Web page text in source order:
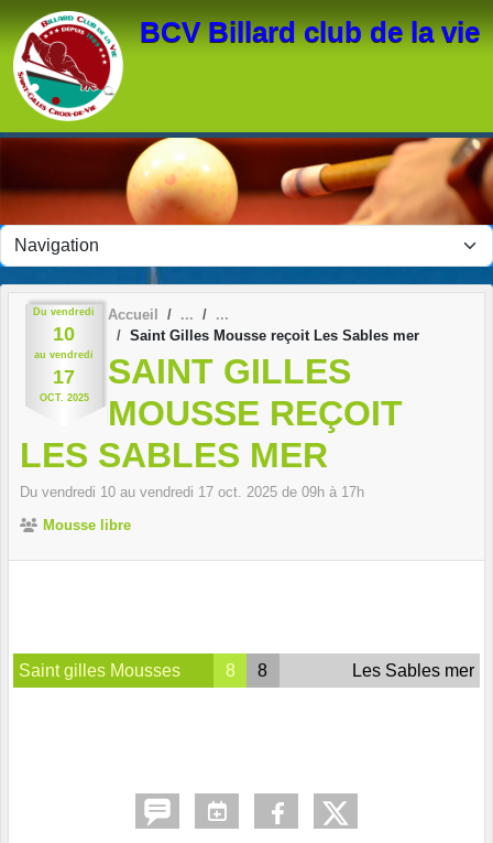
BCV Billard club de la vie
Du vendredi
10
au vendredi
17
OCT. 2025
Accueil
Saint Gilles Mousse reçoit Les Sables mer
SAINT GILLES
MOUSSE REÇOIT
LES SABLES MER
Du vendredi 10 au vendredi 17 oct. 2025 de 09h à 17h
Mousse libre
Saint gilles Mousses 8 8 Les Sables mer
Panneau de gestion des cookies